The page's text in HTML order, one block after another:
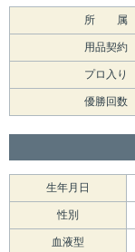
所 属
用品契約
プロ入り
優勝回数
生年月日
性別
血液型